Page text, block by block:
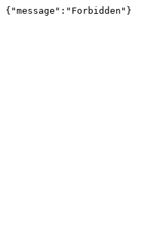
{"message":"Forbidden"}